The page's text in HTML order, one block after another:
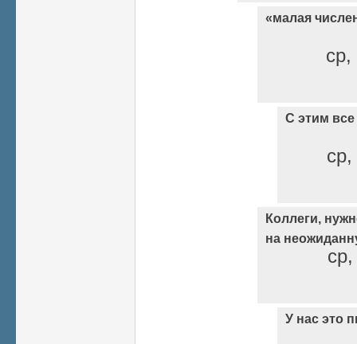
«малая
С этим
Коллеги,
на
У нас это